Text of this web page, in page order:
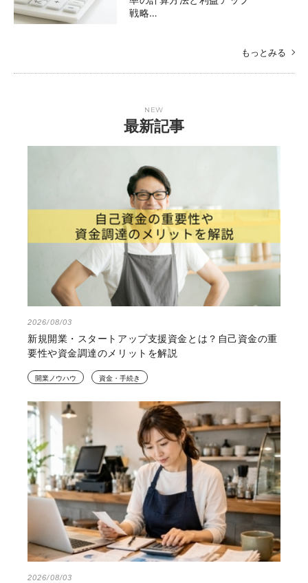
戦略…
もっとみる
NEW
最新記事
2026/08/03
新規開業・スタートアップ支援資金とは？自己資金の重
要性や資金調達のメリットを解説
開業ノウハウ 資金・手続き
2026/08/03